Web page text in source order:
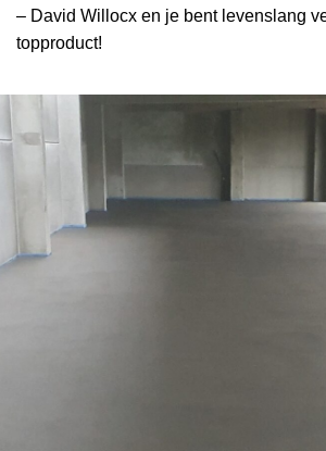
– David Willocx en je bent levenslang
topproduct!